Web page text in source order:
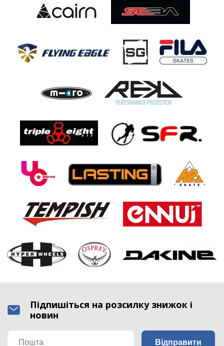
Підпишіться на розсилку знижок і
новин